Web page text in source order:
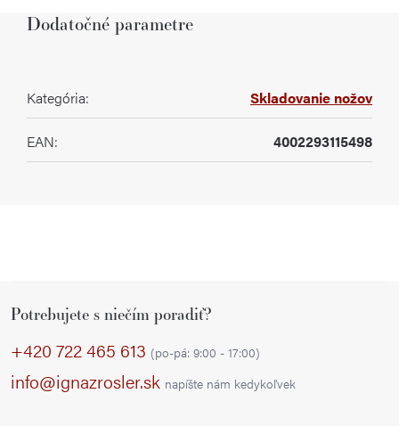
Dodatočné parametre
Kategória: Skladovanie nožov
EAN: 4002293115498
Potrebujete s niečím poradiť?
+420 722 465 613 (po-pá: 9:00 - 17:00)
info@ignazrosler.sk napíšte nám kedykoľvek